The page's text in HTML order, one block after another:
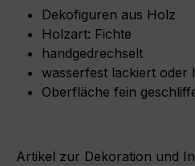
Dekofiguren aus Holz
Holzart: Fichte
handgedrechselt
wasserfest lackiert oder
Oberfläche fein
Artikel zur Dekoration und